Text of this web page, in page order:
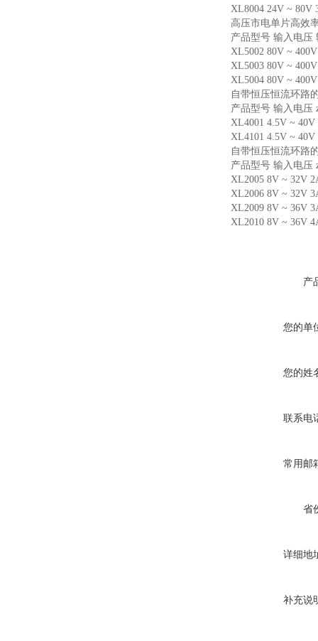
XL8004 24V ~
高压市电单片高效
产品型号 输入电压
XL5002 80V ~
XL5003 80V ~
XL5004 80V ~
自带恒压恒流环路
产品型号 输入电压
XL4001 4.5V ~
XL4101 4.5V ~
自带恒压恒流环路
产品型号 输入电压
XL2005 8V ~ 32V
XL2006 8V ~ 32V
XL2009 8V ~ 36V
XL2010 8V ~ 36V
产
您的单
您的姓
联系电
常用邮
省
详细地
补充说